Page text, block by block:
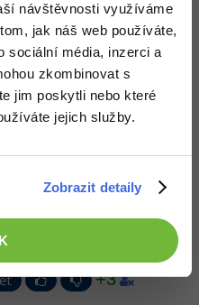
návštěvnosti využíváme
jak náš web používáte,
sociální média, inzerci a
zkombinovat s
jim poskytli nebo které
jejich služby.
Zobrazit detaily
cukrovi-zip
25.5.2013 19:12
(google fonts)
+3